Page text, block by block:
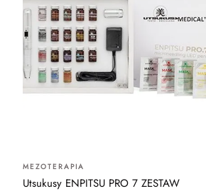
MEZOTERAPIA
Utsukusy ENPITSU PRO 7 ZESTAW